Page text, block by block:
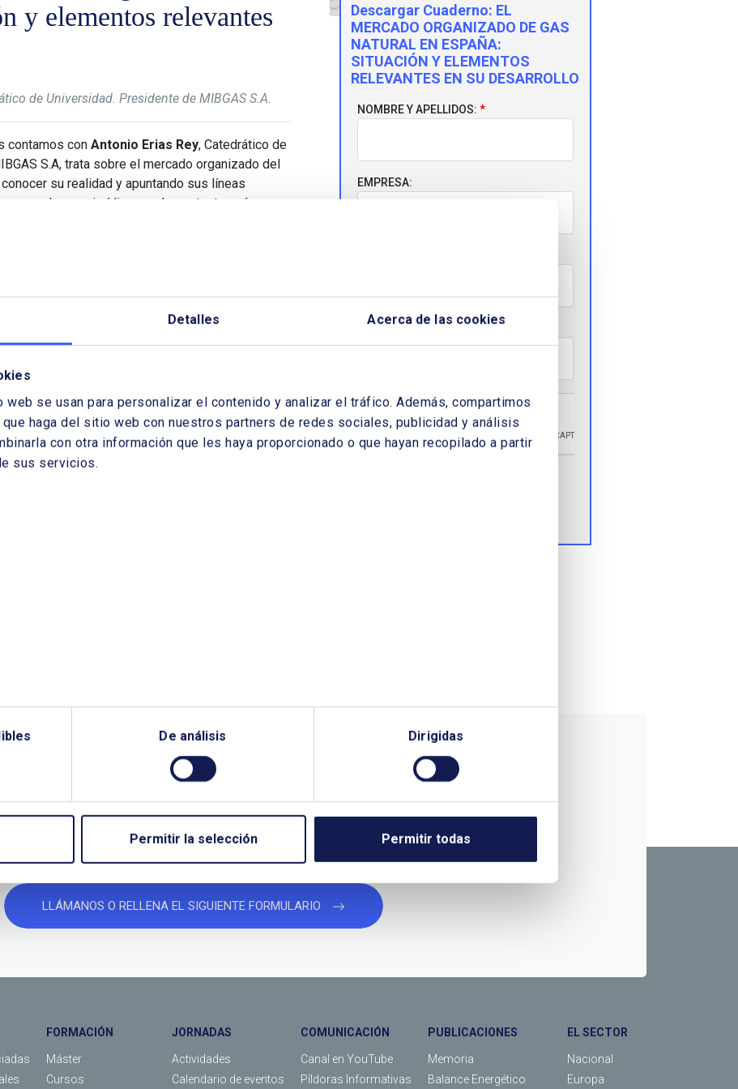
Detalles Acerca de las cookies
se usan para personalizar el contenido y analizar el tráfico. Además, compartimos
haga del sitio web con nuestros partners de redes sociales, publicidad y análisis
con otra información que les haya proporcionado o que hayan recopilado a partir
sus servicios.
De análisis Dirigidas
Permitir la selección Permitir todas
y elementos relevantes
de Universidad. Presidente de MIBGAS S.A.
contamos con Antonio Erias Rey, Catedrático de
S.A, trata sobre el mercado organizado del
su realidad y apuntando sus líneas
el marco jurídico que lo sustenta, así como
los productos y servicios que ofrece. Por
relevantes alcanzados en 2016 y realiza una
de avance en los próximos años.
Descargar Cuaderno: EL
MERCADO ORGANIZADO DE GAS
NATURAL EN ESPAÑA:
SITUACIÓN Y ELEMENTOS
RELEVANTES EN SU DESARROLLO
NOMBRE Y APELLIDOS:
EMPRESA:
TELÉFONO:
¿QUIERES PONERTE EN CONTACTO CON NOSOTROS?
SI NECESITAS MÁS INFORMACIÓN
LLÁMANOS O RELLENA EL SIGUIENTE FORMULARIO
FORMACIÓN
Máster
Cursos
JORNADAS
Actividades
Calendario de eventos
COMUNICACIÓN
Canal en YouTube
Píldoras Informativas
PUBLICACIONES
Memoria
Balance Energético
EL SECTOR
Nacional
Europa